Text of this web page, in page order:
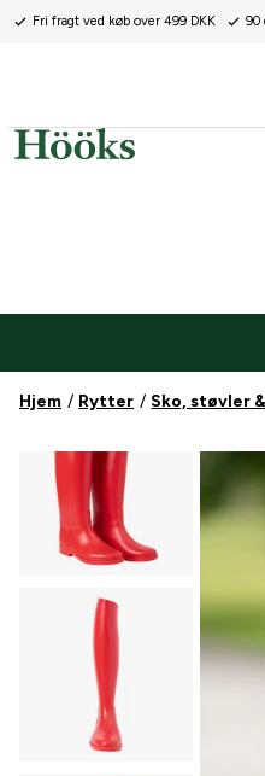
Fri fragt ved køb over 499 DKK 90
Hjem Rytter Sko, støvler